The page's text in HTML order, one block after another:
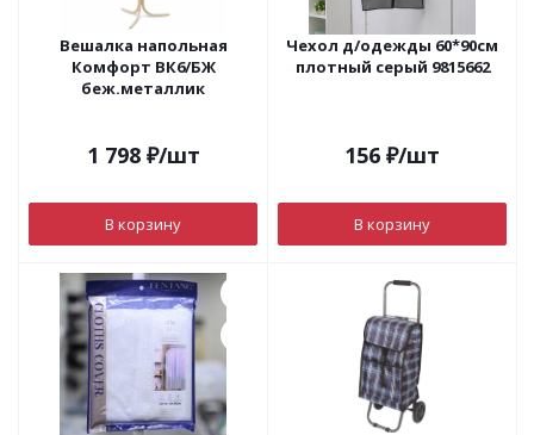
Вешалка напольная
Комфорт ВК6/БЖ
беж.металлик
1 798₽/шт
В корзину
Чехол д/одежды 60*90см
плотный серый 9815662
156 ₽/шт
В корзину